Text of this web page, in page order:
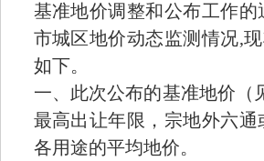
基准地价调整和公布工作
市城区地价动态监测情况,
如下。
一、此次公布的基准地价（
最高出让年限，宗地外六
各用途的平均地价。